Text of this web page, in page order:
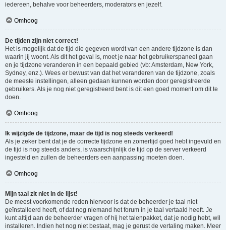
iedereen, behalve voor beheerders, moderators en jezelf.
Omhoog
De tijden zijn niet correct!
Het is mogelijk dat de tijd die gegeven wordt van een andere tijdzone is dan
waarin jij woont. Als dit het geval is, moet je naar het gebruikerspaneel gaan
en je tijdzone veranderen in een bepaald gebied (vb: Amsterdam, New York,
Sydney, enz.). Wees er bewust van dat het veranderen van de tijdzone, zoals
de meeste instellingen, alleen gedaan kunnen worden door geregistreerde
gebruikers. Als je nog niet geregistreerd bent is dit een goed moment om dit te
doen.
Omhoog
Ik wijzigde de tijdzone, maar de tijd is nog steeds verkeerd!
Als je zeker bent dat je de correcte tijdzone en zomertijd goed hebt ingevuld en
de tijd is nog steeds anders, is waarschijnlijk de tijd op de server verkeerd
ingesteld en zullen de beheerders een aanpassing moeten doen.
Omhoog
Mijn taal zit niet in de lijst!
De meest voorkomende reden hiervoor is dat de beheerder je taal niet
geïnstalleerd heeft, of dat nog niemand het forum in je taal vertaald heeft. Je
kunt altijd aan de beheerder vragen of hij het talenpakket, dat je nodig hebt, wil
installeren. Indien het nog niet bestaat, mag je gerust de vertaling maken. Meer